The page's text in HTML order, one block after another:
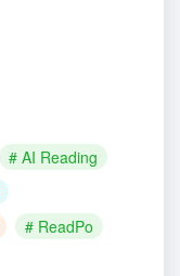
# AI Reading
# ReadPo